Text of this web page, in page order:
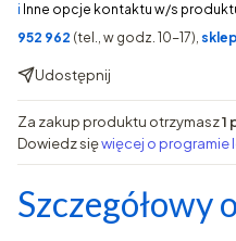
ℹ️ Inne opcje kontaktu w/s
952 962 (tel., w godz. 10-17),
Udostępnij
Za zakup produktu otrzymasz1
Dowiedz sięwięcej o programie
Szczegółowy